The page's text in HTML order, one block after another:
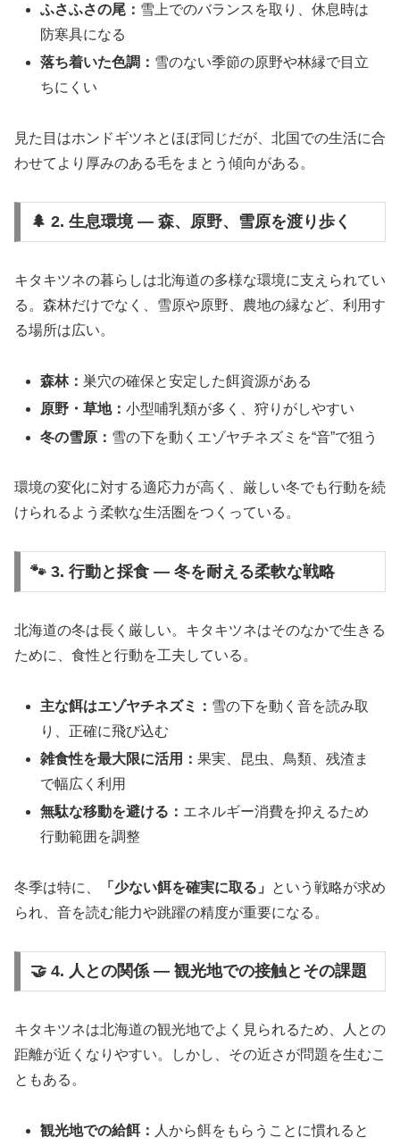
ふさふさの尾： 雪上でのバランスを取り、休息時は
防寒具になる
落ち着いた色調： 雪のない季節の原野や林縁で目立
ちにくい
見た目はホンドギツネとほぼ同じだが、北国での生活に合
わせてより厚みのある毛をまとう傾向がある。
🌲 2. 生息環境 ― 森、原野、雪原を渡り歩く
キタキツネの暮らしは北海道の多様な環境に支えられてい
る。森林だけでなく、雪原や原野、農地の縁など、利用す
る場所は広い。
森林：巣穴の確保と安定した餌資源がある
原野・草地：小型哺乳類が多く、狩りがしやすい
冬の雪原： 雪の下を動くエゾヤチネズミを“音”で狙う
環境の変化に対する適応力が高く、厳しい冬でも行動を続
けられるよう柔軟な生活圏をつくっている。
🐾 3. 行動と採食 ― 冬を耐える柔軟な戦略
北海道の冬は長く厳しい。キタキツネはそのなかで生きる
ために、食性と行動を工夫している。
主な餌はエゾヤチネズミ： 雪の下を動く音を読み取
り、正確に飛び込む
雑食性を最大限に活用：果実、昆虫、鳥類、残渣ま
で幅広く利用
無駄な移動を避ける： エネルギー消費を抑えるため
行動範囲を調整
冬季は特に、 「少ない餌を確実に取る」
という戦略が求め
られ、音を読む能力や跳躍の精度が重要になる。
🤝 4. 人との関係 ― 観光地での接触とその課題
キタキツネは北海道の観光地でよく見られるため、人との
距離が近くなりやすい。しかし、その近さが問題を生むこ
ともある。
観光地での給餌： 人から餌をもらうことに慣れると